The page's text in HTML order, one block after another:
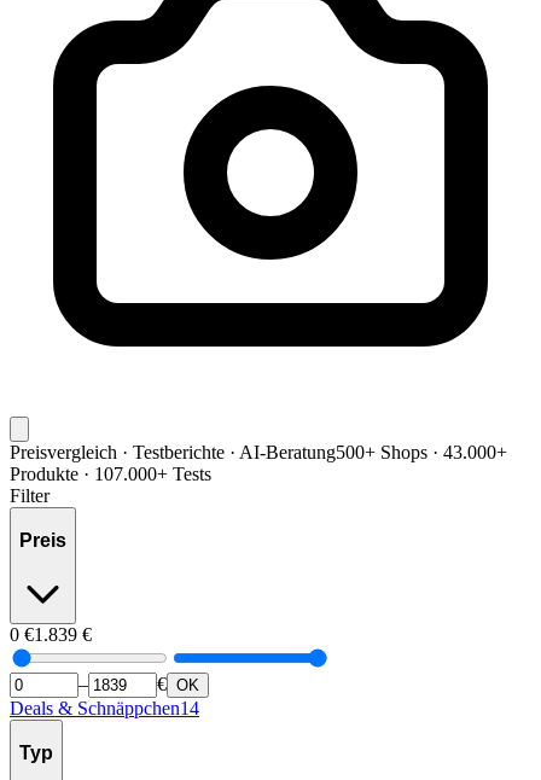
Preisvergleich · Testberichte · AI-Beratung500+ Shops · 43.000+
Produkte · 107.000+ Tests
Filter
Preis
0 €1.839 €
– € OK
Deals & Schnäppchen14
Typ